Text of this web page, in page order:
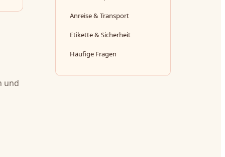
und
Anreise & Transport
Etikette & Sicherheit
Häufige Fragen